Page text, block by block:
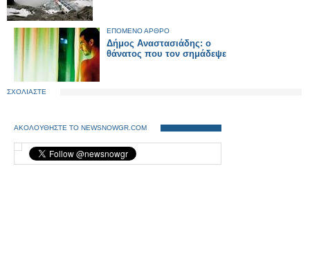
ΕΠΟΜΕΝΟ ΑΡΘΡΟ
Δήμος Αναστασιάδης: ο
θάνατος που τον σημάδεψε
ΣΧΟΛΙΑΣΤΕ
ΑΚΟΛΟΥΘΗΣΤΕ ΤΟ NEWSNOWGR.COM